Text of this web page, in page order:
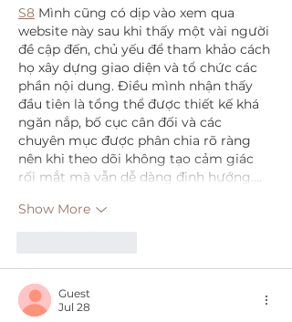
S8 Mình cũng có dịp vào xem qua
website này sau khi thấy một vài người
đề cập đến, chủ yếu để tham khảo cách
họ xây dựng giao diện và tổ chức các
phần nội dung. Điều mình nhận thấy
đầu tiên là tổng thể được thiết kế khá
ngăn nắp, bố cục cân đối và các
chuyên mục được phân chia rõ ràng
nên khi theo dõi không tạo cảm giác
rối mắt mà vẫn dễ dàng định hướng.…
Show More
Guest
Jul 28